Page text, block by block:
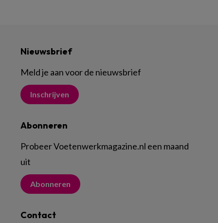
Nieuwsbrief
Meld je aan voor de nieuwsbrief
Inschrijven
Abonneren
Probeer Voetenwerkmagazine.nl een maand
uit
Abonneren
Contact